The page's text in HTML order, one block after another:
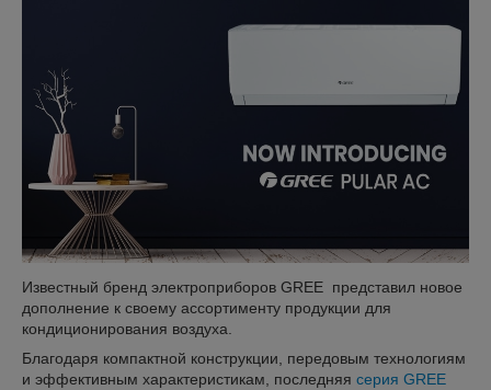
Известный бренд электроприборов GREE представил новое
дополнение к своему ассортименту продукции для
кондиционирования воздуха.
Благодаря компактной конструкции, передовым технологиям
и эффективным характеристикам, последняя серия GREE